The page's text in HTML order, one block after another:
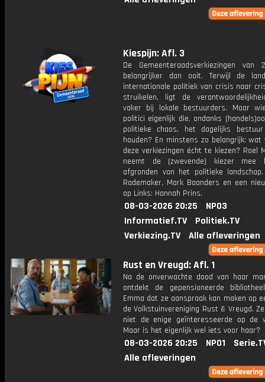
Kiespijn: Afl. 3
De Gemeenteraadsverkiezingen van
belangrijker dan ooit. Terwijl de
internationale politiek van crisis naar
struikelen, ligt de
vaker bij lokale bestuurders. Maar
politici eigenlijk die, ondanks
politieke chaos, het dagelijks bestuur
houden? En minstens zo belangrijk:
deze verkiezingen écht te kiezen? Roel
neemt de (zwevende) kiezer mee
afgronden van het politieke
Rademaker, Mark Baanders en een
op Links: Hannah Prins.
08-03-2026 20:25
NPO3
Informatief.TV
Politiek.TV
Verkiezing.TV
Alle afleveringen
Rust en Vreugd: Afl. 1
Na de onverwachte dood van haar
ontdekt de gepensioneerde
Emma dat ze aanspraak kan maken op
de Volkstuinvereniging Rust & Vreugd.
niet de enige geïnteresseerde op de
Maar is het eigenlijk wel iets voor haar?
08-03-2026 20:25 NPO1
Alle afleveringen